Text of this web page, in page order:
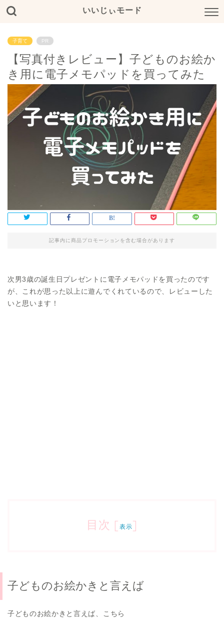
いいじぃモード
子育て PR
【写真付きレビュー】子どものお絵か
き用に電子メモパッドを買ってみた
記事内に商品プロモーションを含む場合があります
次男3歳の誕生日プレゼントに電子メモパッドを買ったのです
が、これが思った以上に遊んでくれているので、レビューした
いと思います！
目次 [ 表示]
子どものお絵かきと言えば
子どものお絵かきと言えば、こちら